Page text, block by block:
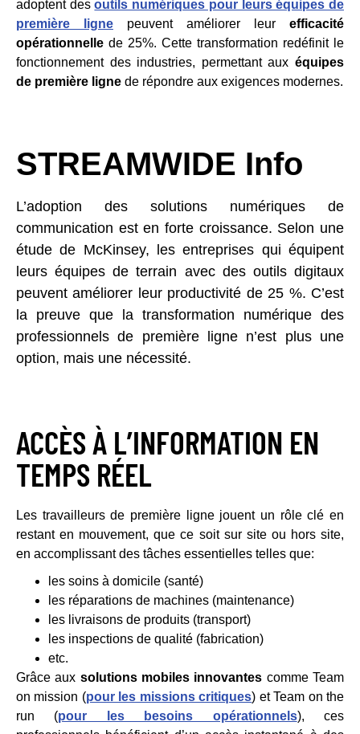
adoptent desoutils numériques pour leurs équipes de
première ligne peuvent améliorer leur efficacité
opérationnelle de 25%. Cette transformation redéfinit le
fonctionnement des industries, permettant aux équipes
de première ligne de répondre aux exigences modernes.
STREAMWIDE Info
L’adoption des solutions numériques de
communication est en forte croissance. Selon une
étude de McKinsey, les entreprises qui équipent
leurs équipes de terrain avec des outils digitaux
peuvent améliorer leur productivité de 25 %. C’est
la preuve que la transformation numérique des
professionnels de première ligne n’est plus une
option, mais une nécessité.
ACCÈS À L’INFORMATION EN
TEMPS RÉEL
Les travailleurs de première ligne jouent un rôle clé en
restant en mouvement, que ce soit sur site ou hors site,
en accomplissant des tâches essentielles telles que:
les soins à domicile (santé)
les réparations de machines (maintenance)
les livraisons de produits (transport)
les inspections de qualité (fabrication)
etc.
Grâce aux solutions mobiles innovantes comme Team
on mission (pour les missions critiques) et Team on the
run (pour les besoins opérationnels), ces